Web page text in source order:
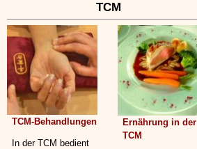
TCM
TCM-Behandlungen
In der TCM bedient
Ernährung in der
TCM